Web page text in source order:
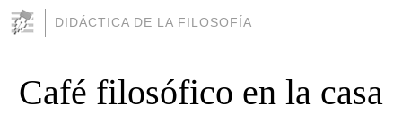
DIDÁCTICA DE LA FILOSOFÍA
Café filosófico en la casa